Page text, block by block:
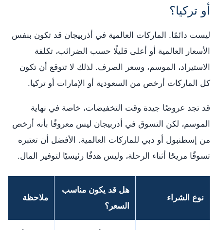
أو تركيا؟
ليست دائمًا. الماركات العالمية في أذربيجان قد تكون بنفس
الأسعار العالمية أو أعلى قليلًا حسب الضرائب، تكلفة
الاستيراد، الموسم، وسعر الصرف. لذلك لا تتوقع أن تكون
كل الماركات أرخص من السعودية أو الإمارات أو تركيا.
قد تجد عروضًا جيدة وقت التخفيضات، خاصة في نهاية
الموسم، لكن التسوق في أذربيجان ليس معروفًا بأنه أرخص
من إسطنبول أو دبي للماركات العالمية. الأفضل أن تعتبره
تسوقًا مريحًا أثناء الرحلة، وليس هدفًا رئيسيًا لتوفير المال.
نوع الشراء
هل قد يكون مناسب
السعر؟
ملاحظة